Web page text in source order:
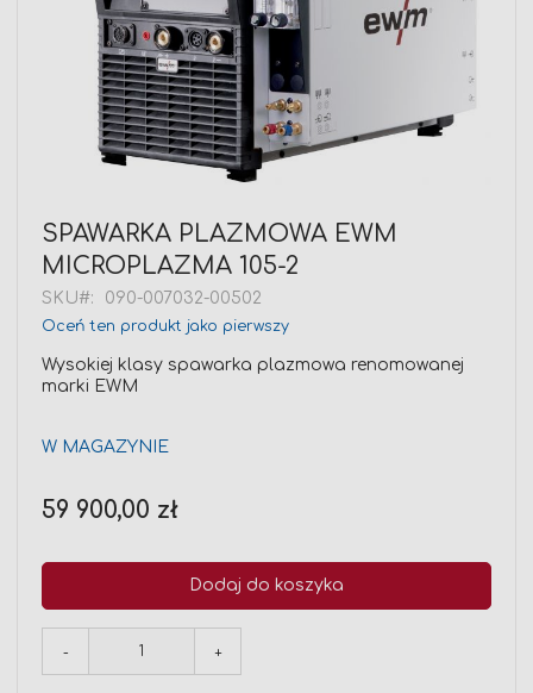
Przejdź
na
początek
SPAWARKA PLAZMOWA EWM
MICROPLAZMA 105-2
SKU 090-007032-00502
Oceń ten produkt jako pierwszy
Wysokiej klasy spawarka plazmowa renomowanej
marki EWM
W MAGAZYNIE
59 900,00 zł
Dodaj do koszyka
- +